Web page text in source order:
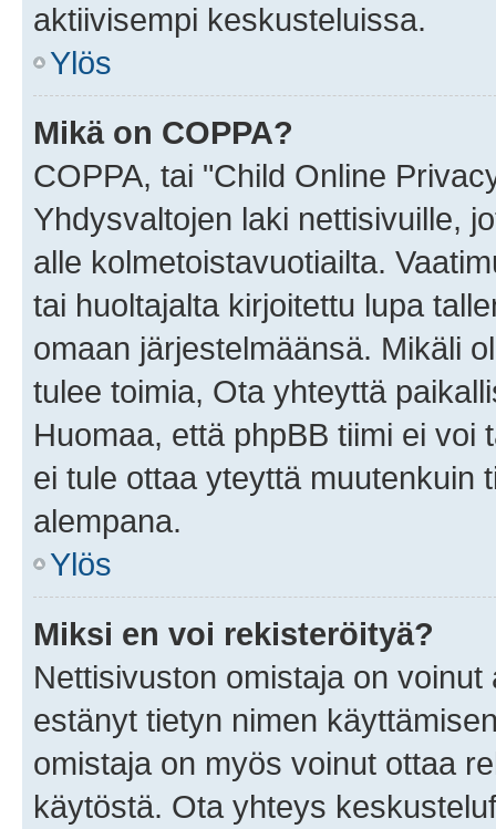
aktiivisempi keskusteluissa.
Ylös
Mikä on COPPA?
COPPA, tai "Child Online
Yhdysvaltojen laki nettisivuille,
alle kolmetoistavuotiailta.
tai huoltajalta kirjoitettu lupa
omaan järjestelmäänsä. Mikäli
tulee toimia, Ota yhteyttä
Huomaa, että phpBB tiimi ei
ei tule ottaa yteyttä muutenkuin
alempana.
Ylös
Miksi en voi rekisteröityä?
Nettisivuston omistaja on
estänyt tietyn nimen
omistaja on myös voinut ottaa
käytöstä. Ota yhteys